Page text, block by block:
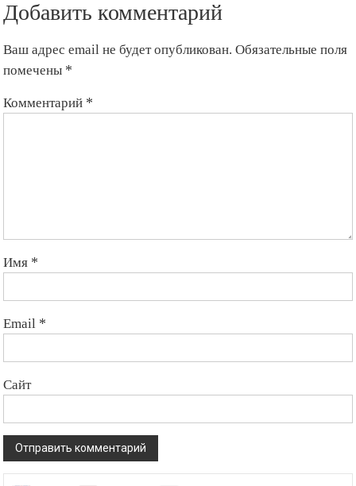
Добавить комментарий
Ваш адрес email не будет опубликован. Обязательные поля
помечены *
Комментарий *
Имя *
Email *
Сайт